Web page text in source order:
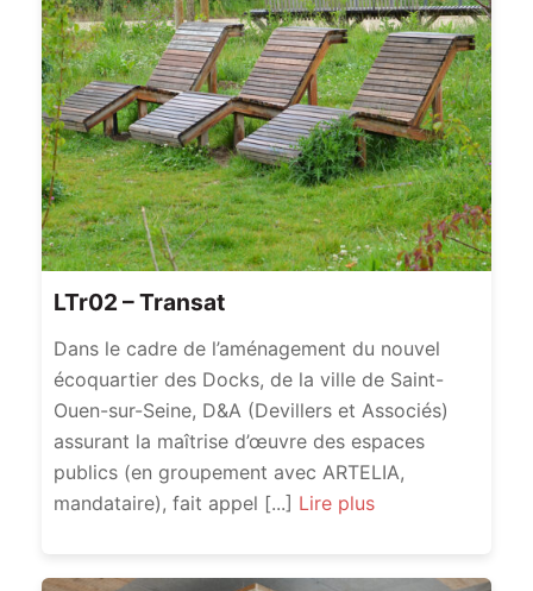
LTr02 – Transat
Dans le cadre de l’aménagement du nouvel
écoquartier des Docks, de la ville de Saint-
Ouen-sur-Seine, D&A (Devillers et Associés)
assurant la maîtrise d’œuvre des espaces
publics (en groupement avec ARTELIA,
mandataire), fait appel [...] Lire plus